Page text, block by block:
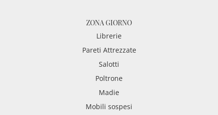
ZONA GIORNO
Librerie
Pareti Attrezzate
Salotti
Poltrone
Madie
Mobili sospesi